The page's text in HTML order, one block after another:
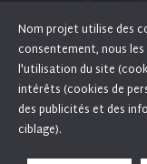
FOLGEN SIE UNS
Nom projet utilise des
consentement, nous
l'utilisation du site
intérêts (cookies de
des publicités et des
ciblage).